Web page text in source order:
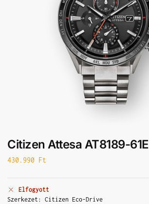
Citizen Attesa AT8189-61E
430.990 Ft
Elfogyott
Szerkezet: Citizen Eco-Drive